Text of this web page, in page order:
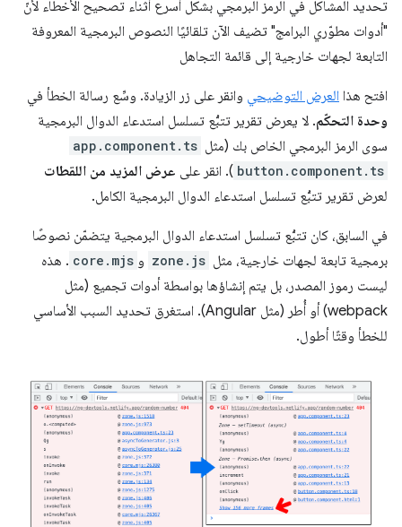
تحديد المشاكل في الرمز البرمجي بشكل أسرع أثناء تصحيح الأخطاء لأنّ
"أدوات مطوّري البرامج" تضيف الآن تلقائيًا النصوص البرمجية المعروفة
التابعة لجهات خارجية إلى قائمة التجاهل
افتح هذا العرض التوضيحي وانقر على زر الزيادة. وسِّع رسالة الخطأ في
وحدة التحكّم. لا يعرض تقرير تتبُّع تسلسل استدعاء الدوال البرمجية
سوى الرمز البرمجي الخاص بك (مثل app.component.ts
button.component.ts ). انقر على عرض المزيد من اللقطات
لعرض تقرير تتبُّع تسلسل استدعاء الدوال البرمجية الكامل.
في السابق، كان تتبُّع تسلسل استدعاء الدوال البرمجية يتضمّن نصوصًا
برمجية تابعة لجهات خارجية، مثل zone.js و core.mjs . هذه
ليست رموز المصدر، بل يتم إنشاؤها بواسطة أدوات تجميع (مثل
webpack) أو أُطر (مثل Angular). استغرق تحديد السبب الأساسي
للخطأ وقتًا أطول.